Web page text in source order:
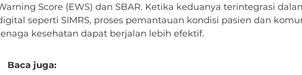
Score (EWS) dan SBAR. Ketika keduanya terintegrasi
seperti SIMRS, proses pemantauan kondisi pasien dan
kesehatan dapat berjalan lebih efektif.
Baca juga: